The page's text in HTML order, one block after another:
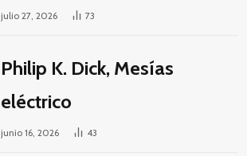
la guerra por la imaginación
julio 27, 2026 73
Philip K. Dick, Mesías
eléctrico
junio 16, 2026 43